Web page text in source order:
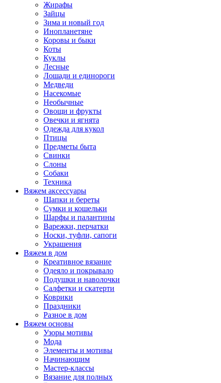
Жирафы
Зайцы
Зима и новый год
Инопланетяне
Коровы и быки
Коты
Куклы
Лесные
Лошади и единороги
Медведи
Насекомые
Необычные
Овощи и фрукты
Овечки и ягнята
Одежда для кукол
Птицы
Предметы быта
Свинки
Слоны
Собаки
Техника
Вяжем аксессуары
Шапки и береты
Сумки и кошельки
Шарфы и палантины
Варежки, перчатки
Носки, туфли, сапоги
Украшения
Вяжем в дом
Креативное вязание
Одеяло и покрывало
Подушки и наволочки
Салфетки и скатерти
Коврики
Праздники
Разное в дом
Вяжем основы
Узоры мотивы
Мода
Элементы и мотивы
Начинающим
Мастер-классы
Вязание для полных